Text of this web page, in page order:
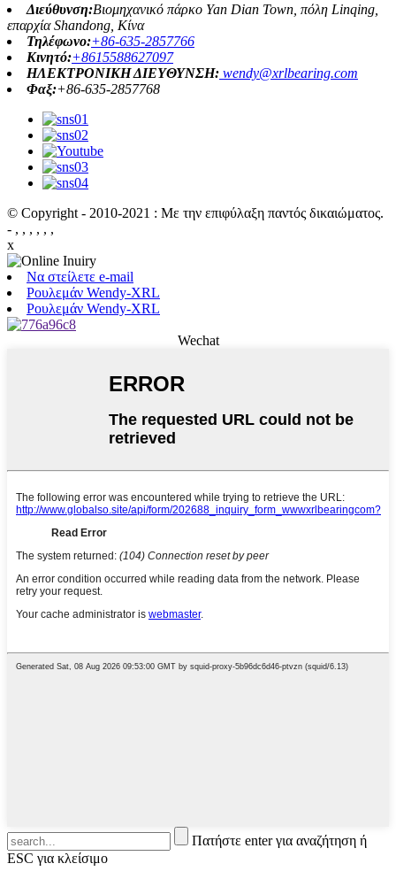
Διεύθυνση:Βιομηχανικό πάρκο Yan Dian Town, πόλη Linqing,
επαρχία Shandong, Κίνα
Τηλέφωνο:+86-635-2857766
Κινητό:+8615588627097
ΗΛΕΚΤΡΟΝΙΚΗ ΔΙΕΥΘΥΝΣΗ: wendy@xrlbearing.com
Φαξ:+86-635-2857768
© Copyright - 2010-2021 : Με την επιφύλαξη παντός δικαιώματος.
- , , , , , ,
x
Να στείλετε e-mail
Ρουλεμάν Wendy-XRL
Ρουλεμάν Wendy-XRL
Wechat
Πατήστε enter για αναζήτηση ή
ESC για κλείσιμο